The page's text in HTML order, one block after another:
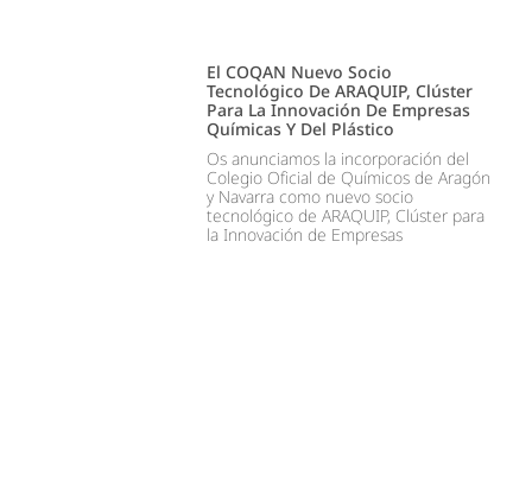
El COQAN Nuevo Socio
Tecnológico De ARAQUIP, Clúster
Para La Innovación De Empresas
Químicas Y Del Plástico
Os anunciamos la incorporación del
Colegio Oficial de Químicos de Aragón
y Navarra como nuevo socio
tecnológico de ARAQUIP, Clúster para
la Innovación de Empresas